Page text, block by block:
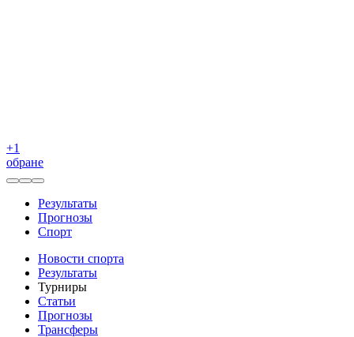
+1
обране
Результаты
Прогнозы
Спорт
Новости спорта
Результаты
Турниры
Статьи
Прогнозы
Трансферы